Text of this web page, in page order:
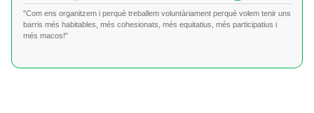
"Com ens organitzem i perquè treballem voluntàriament perquè volem tenir uns
barris més habitables, més cohesionats, més equitatius, més participatius i
més macos!"